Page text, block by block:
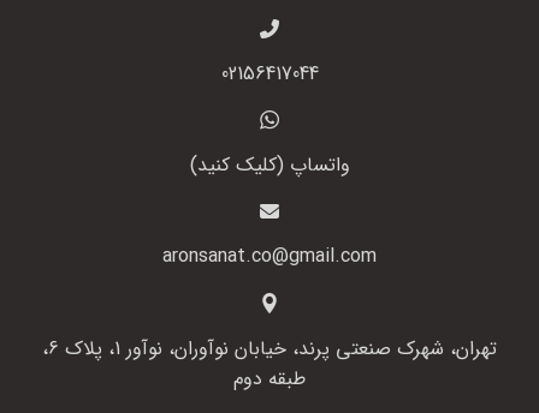
02156417044
واتساپ (کلیک کنید)
aronsanat.co@gmail.com
تهران، شهرک صنعتی پرند، خیابان نوآوران، نوآور 1، پلاک 6،
طبقه دوم